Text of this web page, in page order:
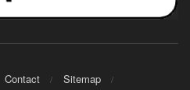
Contact
Sitemap